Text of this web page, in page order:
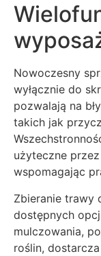
Nowoczesny
wyłącznie do
pozwalają na
takich jak
użyteczne
wspomagając
Zbieranie trawy
dostępnych
mulczowania,
roślin,